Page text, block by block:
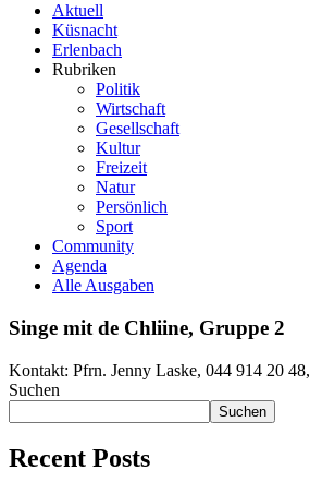
Aktuell
Küsnacht
Erlenbach
Rubriken
Politik
Wirtschaft
Gesellschaft
Kultur
Freizeit
Natur
Persönlich
Sport
Community
Agenda
Alle Ausgaben
Singe mit de Chliine, Gruppe 2
Kontakt: Pfrn. Jenny Laske, 044 914 20 48,
Suchen
Suchen
Recent Posts